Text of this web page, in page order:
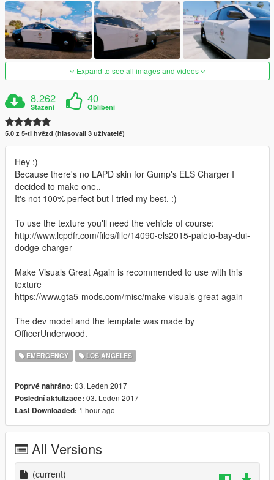
Expand to see all images and videos
8.262
Stažení
40
Oblíbení
5.0 z 5-ti hvězd (hlasovali 3 uživatelé)
Hey :)
Because there's no LAPD skin for Gump's ELS Charger I
decided to make one..
It's not 100% perfect but I tried my best. :)
To use the texture you'll need the vehicle of course:
http://www.lcpdfr.com/files/file/14090-els2015-paleto-bay-dui-
dodge-charger
Make Visuals Great Again is recommended to use with this
texture
https://www.gta5-mods.com/misc/make-visuals-great-again
The dev model and the template was made by
OfficerUnderwood.
EMERGENCY LOS ANGELES
Poprvé nahráno: 03. Leden 2017
Poslední aktulizace: 03. Leden 2017
Last Downloaded: 1 hour ago
All Versions
(current)